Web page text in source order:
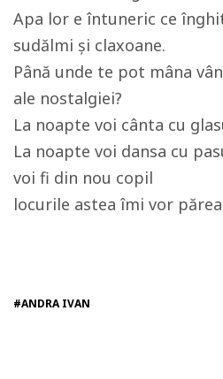
Apa lor e întuneric ce
sudălmi și claxoane.
Până unde te pot mâna
ale nostalgiei?
La noapte voi cânta cu
La noapte voi dansa cu
voi fi din nou copil
locurile astea îmi vor
#ANDRA IVAN